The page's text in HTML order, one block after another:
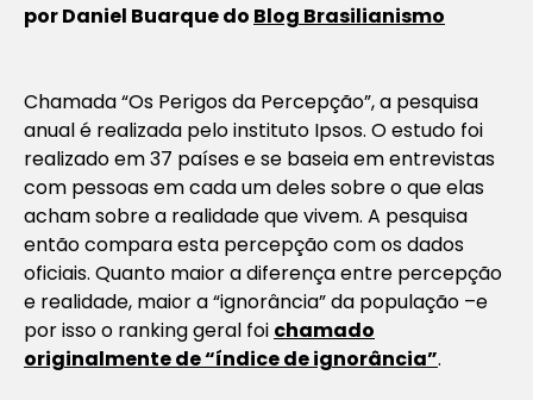
por Daniel Buarque do Blog Brasilianismo
Chamada “Os Perigos da Percepção”, a pesquisa
anual é realizada pelo instituto Ipsos. O estudo foi
realizado em 37 países e se baseia em entrevistas
com pessoas em cada um deles sobre o que elas
acham sobre a realidade que vivem. A pesquisa
então compara esta percepção com os dados
oficiais. Quanto maior a diferença entre percepção
e realidade, maior a “ignorância” da população –e
por isso o ranking geral foi chamado
originalmente de “índice de ignorância”.